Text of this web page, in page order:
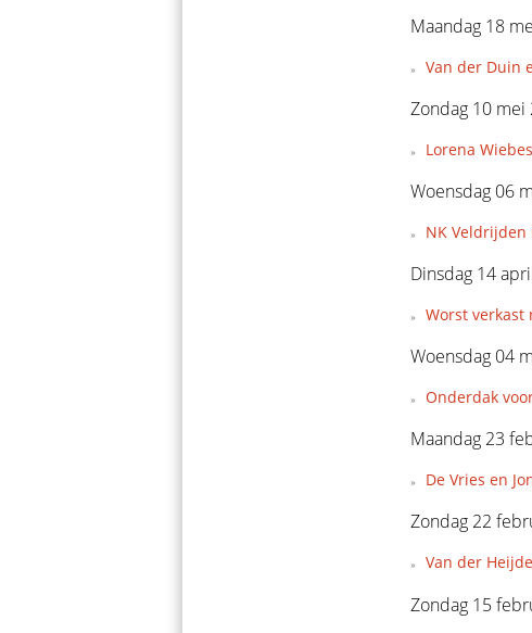
Maandag 18
Van der Duin
Zondag 10 mei
Lorena
Woensdag 06
NK
Dinsdag 14
Worst verkast
Woensdag 04
Onderdak
Maandag 23
De Vries en
Zondag 22
Van der
Zondag 15